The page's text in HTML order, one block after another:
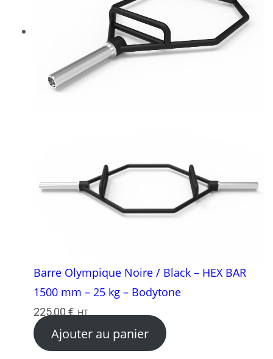
Barre Olympique Noire / Black – HEX BAR
1500 mm – 25 kg – Bodytone
225,00 € HT
Ajouter au panier